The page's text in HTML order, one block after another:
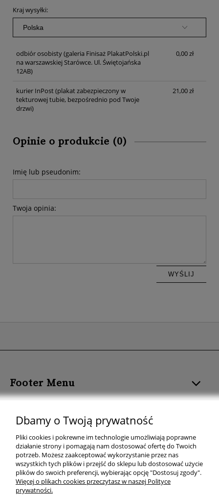
Kraj wysyłki:
odbiór osobisty(galeria Finisaż PlakatPolski.pl
na warszawskiej Starówce. Ul. Świętojańska
12AB)
0,00 zł
kurier InPost(plakat zabezpieczony w
tekturowej tubie, bezpośrednio pod Twoje
drzwi)
21,00 zł
Opinie o produkcie (0)
Imię lub pseudonim:
Twoja opinia:
WYŚLIJ
Footer Menu
KOLOR PLAKATU
TEMAT PLAKATU
KOLEKCJE PLAKATÓW
Dbamy o Twoją prywatność
Pliki cookies i pokrewne im technologie umożliwiają poprawne
działanie strony i pomagają nam dostosować ofertę do Twoich
potrzeb. Możesz zaakceptować wykorzystanie przez nas
wszystkich tych plików i przejść do sklepu lub dostosować użycie
plików do swoich preferencji, wybierając opcję "Dostosuj zgody".
Więcej o plikach cookies przeczytasz w naszej Polityce
prywatności.